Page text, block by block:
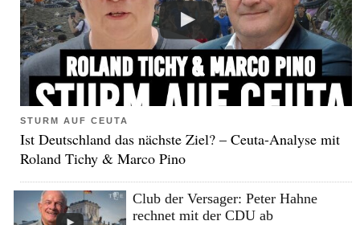
STURM AUF CEUTA
Ist Deutschland das nächste Ziel? – Ceuta-Analyse mit
Roland Tichy & Marco Pino
Club der Versager: Peter Hahne
rechnet mit der CDU ab